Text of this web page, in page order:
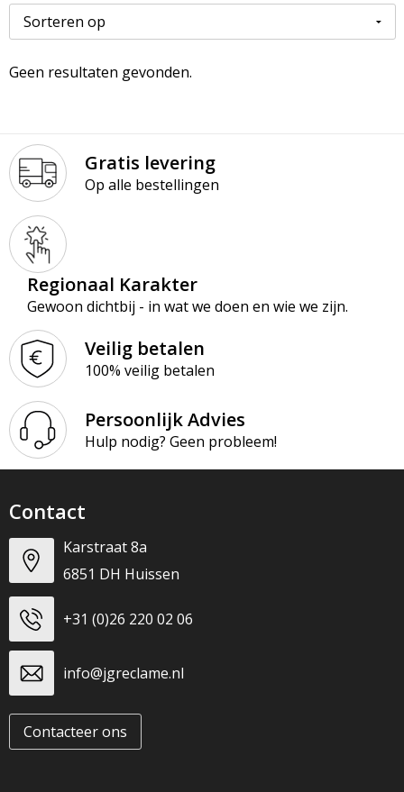
Paraplu’s
Schrijfwaren
Tassen & Reizen
Kledingaccessoires
Peuters en Baby's
Polo's
Regenkleding
Sweaters
Vesten
Ondergoed en Sokken
Polo's
Reflecterende polo's
Reflecterende vesten
Regenkleding
Sweaters
T-Shirts
Veiligheidsvesten en Veiligheidshesjes
Vesten
Werkkleding sets
Gehoorbescherming
Geen resultaten gevonden.
Gratis levering
Op alle bestellingen
Regionaal Karakter
Gewoon dichtbij - in wat we doen en wie we zijn.
Veilig betalen
100% veilig betalen
Persoonlijk Advies
Hulp nodig? Geen probleem!
Contact
Karstraat 8a
6851 DH Huissen
+31 (0)26 220 02 06
info@jgreclame.nl
Contacteer ons